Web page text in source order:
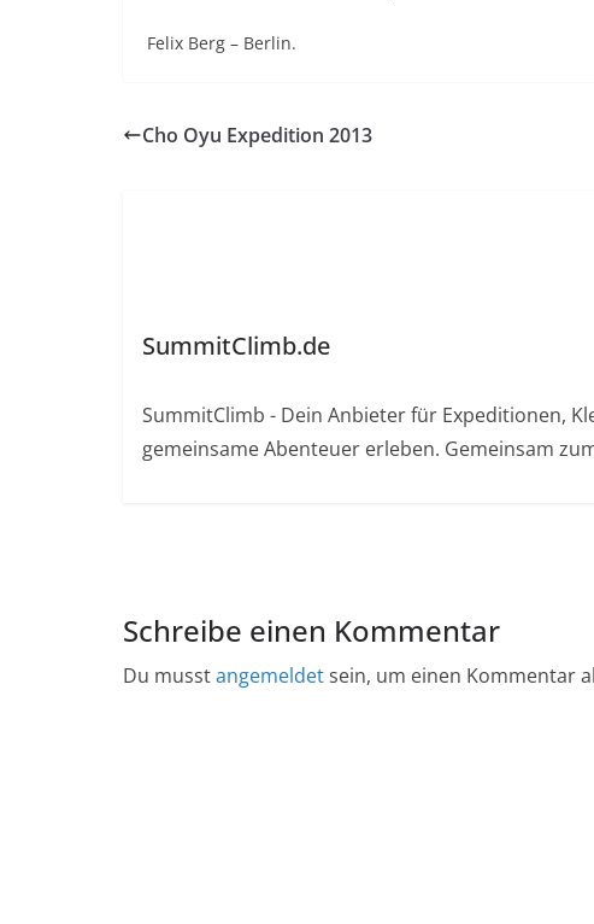
Felix Berg – Berlin.
Cho Oyu Expedition 2013
SummitClimb.de
SummitClimb - Dein Anbieter für Expeditionen,
gemeinsame Abenteuer erleben. Gemeinsam
Schreibe einen Kommentar
Du musstangemeldetsein, um einen Kommentar